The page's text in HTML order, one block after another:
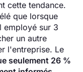
cette tendance.
que lorsque
employé sur 3
un autre
l'entreprise. Le
seulement 26 %